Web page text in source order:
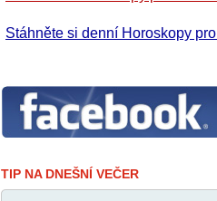
Stáhněte si denní Horoskopy
TIP NA DNEŠNÍ VEČER